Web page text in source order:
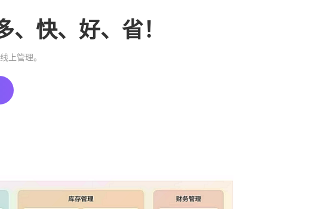
快、好、省！
上管理。